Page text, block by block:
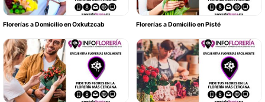
Florerías a Domicilio en Oxkutzcab Florerías a Domicilio en Pisté